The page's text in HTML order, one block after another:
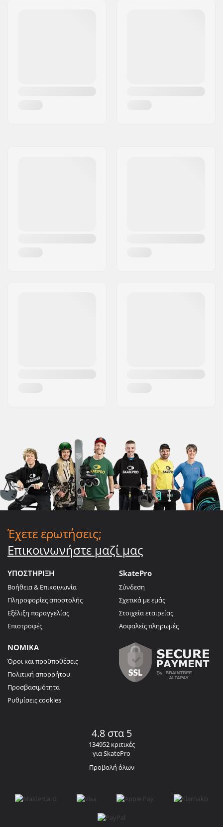
Έχετε ερωτήσεις;
Επικοινωνήστε μαζί μας
ΥΠΟΣΤΗΡΙΞΗ
Βοήθεια & Επικοινωνία
Πληροφορίες αποστολής
Εξέλιξη παραγγελίας
Επιστροφές
SkatePro
Σύνδεση
Σχετικά με εμάς
Στοιχεία εταιρείας
Ασφαλείς πληρωμές
ΝΟΜΙΚΑ
Όροι και προϋποθέσεις
Πολιτική απορρήτου
Προσβασιμότητα
Ρυθμίσεις cookies
4.8 στα 5
134952 κριτικές
για SkatePro
Προβολή όλων